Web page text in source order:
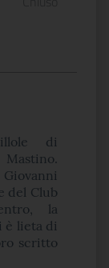
di
del Club
la
è lieta di
scritto